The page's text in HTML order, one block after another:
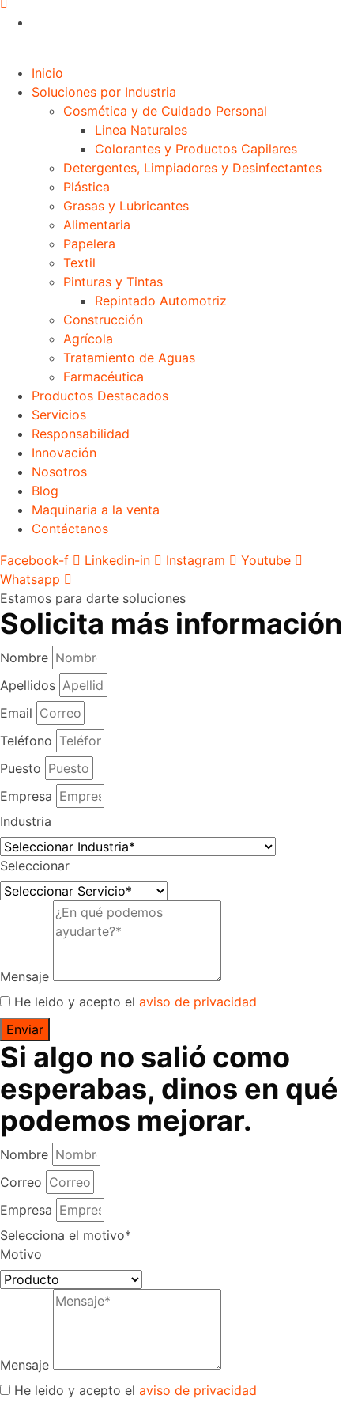
Inicio
Soluciones por Industria
Cosmética y de Cuidado Personal
Linea Naturales
Colorantes y Productos Capilares
Detergentes, Limpiadores y Desinfectantes
Plástica
Grasas y Lubricantes
Alimentaria
Papelera
Textil
Pinturas y Tintas
Repintado Automotriz
Construcción
Agrícola
Tratamiento de Aguas
Farmacéutica
Productos Destacados
Servicios
Responsabilidad
Innovación
Nosotros
Blog
Maquinaria a la venta
Contáctanos
Facebook-f
Linkedin-in Instagram
Youtube
Whatsapp
Estamos para darte soluciones
Solicita más información
Nombre
Apellidos
Email
Teléfono
Puesto
Empresa
Industria
Seleccionar
Mensaje
He leido y acepto el aviso de privacidad
Enviar
Si algo no salió como
esperabas, dinos en qué
podemos mejorar.
Nombre
Correo
Empresa
Selecciona el motivo*
Motivo
Mensaje
He leido y acepto el aviso de privacidad